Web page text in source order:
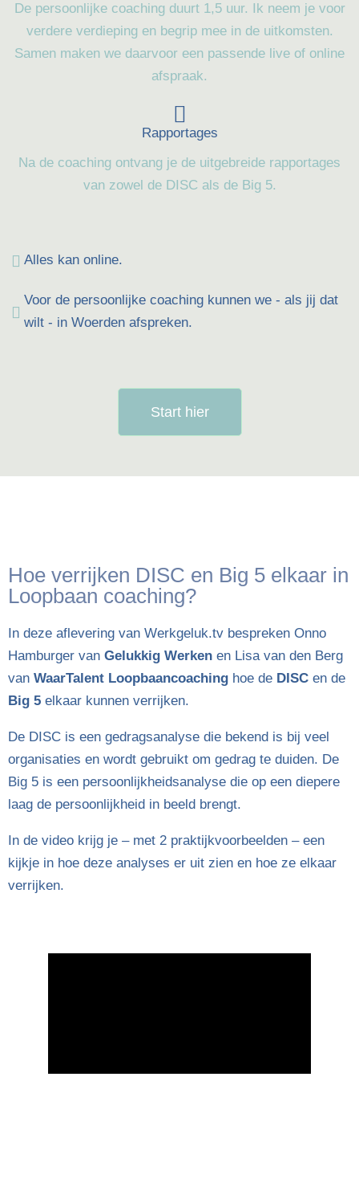
De persoonlijke coaching duurt 1,5 uur. Ik neem je voor
verdere verdieping en begrip mee in de uitkomsten.
Samen maken we daarvoor een passende live of online
afspraak.
Rapportages
Na de coaching ontvang je de uitgebreide rapportages
van zowel de DISC als de Big 5.
Alles kan online.
Voor de persoonlijke coaching kunnen we - als jij dat
wilt - in Woerden afspreken.
Start hier
Hoe verrijken DISC en Big 5 elkaar in
Loopbaan coaching?
In deze aflevering van Werkgeluk.tv bespreken Onno
Hamburger van Gelukkig Werken en Lisa van den Berg
van WaarTalent Loopbaancoaching hoe de DISC en de
Big 5 elkaar kunnen verrijken.
De DISC is een gedragsanalyse die bekend is bij veel
organisaties en wordt gebruikt om gedrag te duiden. De
Big 5 is een persoonlijkheidsanalyse die op een diepere
laag de persoonlijkheid in beeld brengt.
In de video krijg je – met 2 praktijkvoorbeelden – een
kijkje in hoe deze analyses er uit zien en hoe ze elkaar
verrijken.